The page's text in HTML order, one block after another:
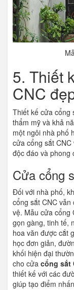
5. Thiết
CNC
Thiết kế cửa cổng
thẩm mỹ và khả
một ngôi nhà phố
cửa cổng sắt
độc đáo và phong
Cửa cổng
Đối với nhà phố,
cổng sắt CNC
vệ. Mẫu cửa cổng
gọn gàng, tinh tế,
hoa văn được cắt
học đơn giản,
khối hiện đại
cho cửa cổng sắt
thiết kế với các
giúp tạo điểm